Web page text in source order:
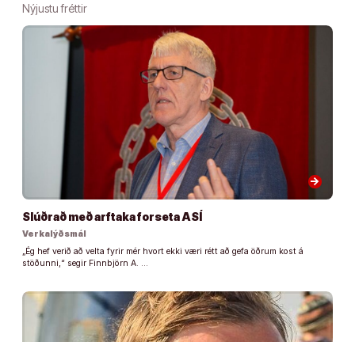
Nýjustu fréttir
arrow_forward
Slúðrað með arftaka forseta ASÍ
Verkalýðsmál
„Ég hef verið að velta fyrir mér hvort ekki væri rétt að gefa öðrum kost á
stöðunni,“ segir Finnbjörn A. …